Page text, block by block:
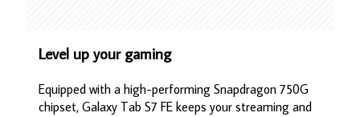
Level up your gaming
Equipped with a high-performing Snapdragon 750G
chipset, Galaxy Tab S7 FE keeps your streaming and